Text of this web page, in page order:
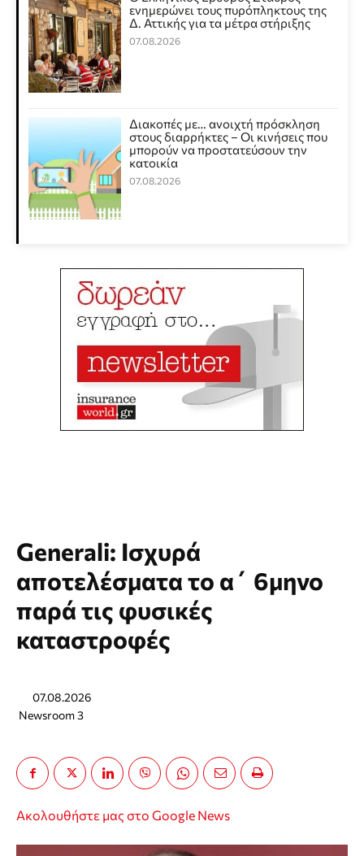
ενημερώνει τους πυρόπληκτους της
Δ. Αττικής για τα μέτρα στήριξης
07.08.2026
Διακοπές με… ανοιχτή πρόσκληση
στους διαρρήκτες – Οι κινήσεις που
μπορούν να προστατεύσουν την
κατοικία
07.08.2026